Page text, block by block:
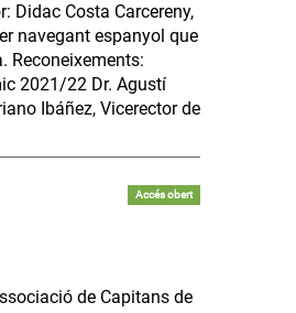
Didac Costa Carcereny,
navegant espanyol que
Reconeixements:
2021/22 Dr. Agustí
Ibáñez, Vicerector de
Accés obert
de Capitans de